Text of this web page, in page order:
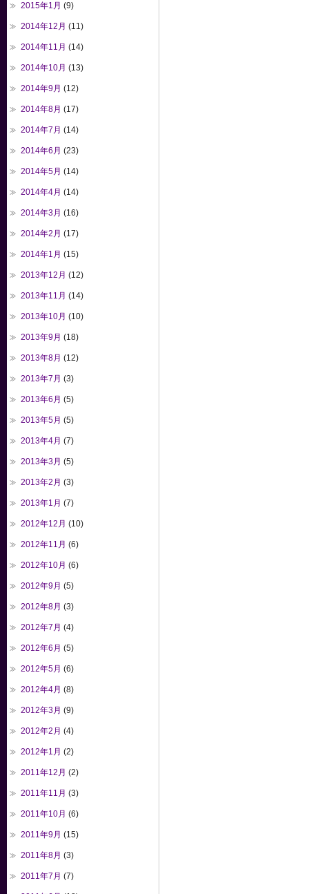
2015年1月 (9)
2014年12月 (11)
2014年11月 (14)
2014年10月 (13)
2014年9月 (12)
2014年8月 (17)
2014年7月 (14)
2014年6月 (23)
2014年5月 (14)
2014年4月 (14)
2014年3月 (16)
2014年2月 (17)
2014年1月 (15)
2013年12月 (12)
2013年11月 (14)
2013年10月 (10)
2013年9月 (18)
2013年8月 (12)
2013年7月 (3)
2013年6月 (5)
2013年5月 (5)
2013年4月 (7)
2013年3月 (5)
2013年2月 (3)
2013年1月 (7)
2012年12月 (10)
2012年11月 (6)
2012年10月 (6)
2012年9月 (5)
2012年8月 (3)
2012年7月 (4)
2012年6月 (5)
2012年5月 (6)
2012年4月 (8)
2012年3月 (9)
2012年2月 (4)
2012年1月 (2)
2011年12月 (2)
2011年11月 (3)
2011年10月 (6)
2011年9月 (15)
2011年8月 (3)
2011年7月 (7)